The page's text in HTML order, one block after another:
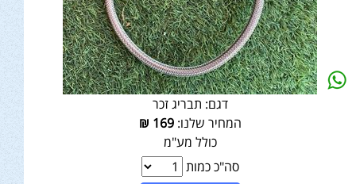
דגם: תבריג זכר
המחיר שלנו:169
₪
כולל מע"מ
סה"כ כמות